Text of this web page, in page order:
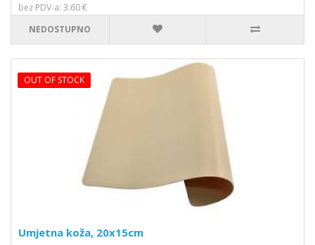
bez PDV-a: 3.60 €
NEDOSTUPNO
OUT OF STOCK
Umjetna koža, 20x15cm